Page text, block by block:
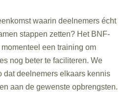
waarin deelnemers écht
stappen zetten? Het BNF-
een training om
nog beter te faciliteren. We
dat deelnemers elkaars kennis
aan de gewenste opbrengsten.